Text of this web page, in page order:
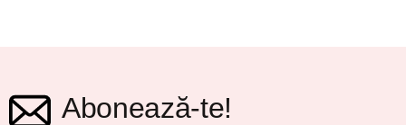
Abonează-te!